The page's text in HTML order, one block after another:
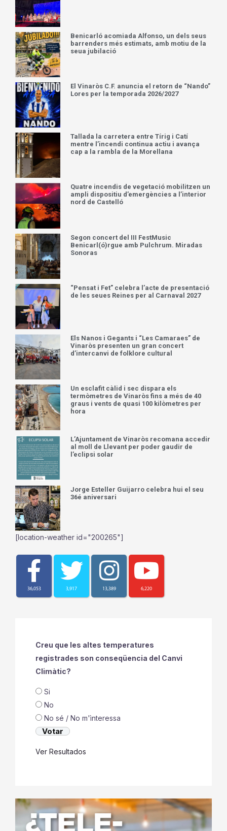
Benicarló acomiada Alfonso, un dels seus
barrenders més estimats, amb motiu de la
seua jubilació
El Vinaròs C.F. anuncia el retorn de “Nando”
Lores per la temporada 2026/2027
Tallada la carretera entre Tírig i Catí
mentre l’incendi continua actiu i avança
cap a la rambla de la Morellana
Quatre incendis de vegetació mobilitzen un
ampli dispositiu d’emergències a l’interior
nord de Castelló
Segon concert del III FestMusic
Benicarl(ó)rgue amb Pulchrum. Miradas
Sonoras
“Pensat i Fet” celebra l’acte de presentació
de les seues Reines per al Carnaval 2027
Els Nanos i Gegants i “Les Camaraes” de
Vinaròs presenten un gran concert
d’intercanvi de folklore cultural
Un esclafit càlid i sec dispara els
termòmetres de Vinaròs fins a més de 40
graus i vents de quasi 100 kilòmetres per
hora
L’Ajuntament de Vinaròs recomana accedir
al moll de Llevant per poder gaudir de
l’eclipsi solar
Jorge Esteller Guijarro celebra hui el seu
36é aniversari
[location-weather id="200265"]
36,053 3,917 13,389 6,220
Creu que les altes temperatures
registrades son conseqüencia del Canvi
Climàtic?
Si
No
No sé / No m'ìnteressa
Ver Resultados